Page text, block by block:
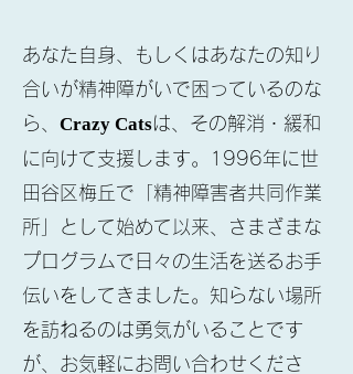
あなた自身、もしくはあなたの知り
合いが精神障がいで困っているのな
ら、 Crazy Catsは、その解消・緩和
に向けて支援します。1996年に世
田谷区梅丘で「精神障害者共同作業
所」として始めて以来、さまざまな
プログラムで日々の生活を送るお手
伝いをしてきました。知らない場所
を訪ねるのは勇気がいることです
が、お気軽にお問い合わせくださ